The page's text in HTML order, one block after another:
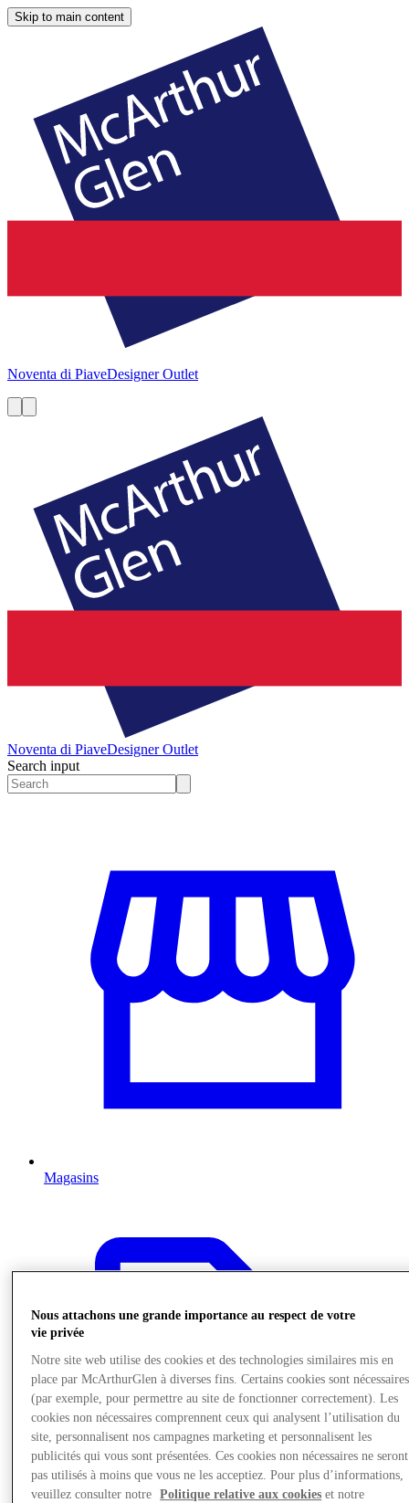
Skip to main content
Noventa di PiaveDesigner Outlet
Noventa di PiaveDesigner Outlet
Search input
Magasins
Nous attachons une grande importance au respect de votre
vie privée
Notre site web utilise des cookies et des technologies similaires mis en
place par McArthurGlen à diverses fins. Certains cookies sont nécessaires
(par exemple, pour permettre au site de fonctionner correctement). Les
cookies non nécessaires comprennent ceux qui analysent l’utilisation du
site, personnalisent nos campagnes marketing et personnalisent les
publicités qui vous sont présentées. Ces cookies non nécessaires ne seront
pas utilisés à moins que vous ne les acceptiez. Pour plus d’informations,
veuillez consulter notre
Politique relative aux cookies et notre